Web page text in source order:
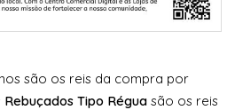
são os reis da compra por
Rebuçados Tipo Régua são os reis